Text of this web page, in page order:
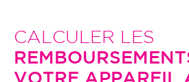
CALCULER LES